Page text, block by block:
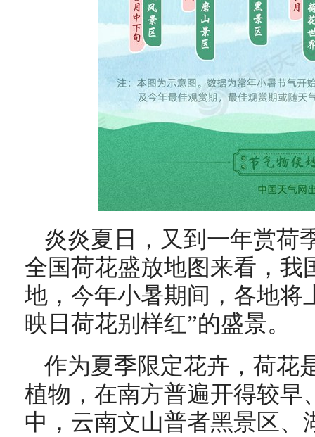
炎炎夏日，又到一年赏荷
全国荷花盛放地图来看，我
地，今年小暑期间，各地将
映日荷花别样红”的盛景。
作为夏季限定花卉，荷花
植物，在南方普遍开得较早
中，云南文山普者黑景区、